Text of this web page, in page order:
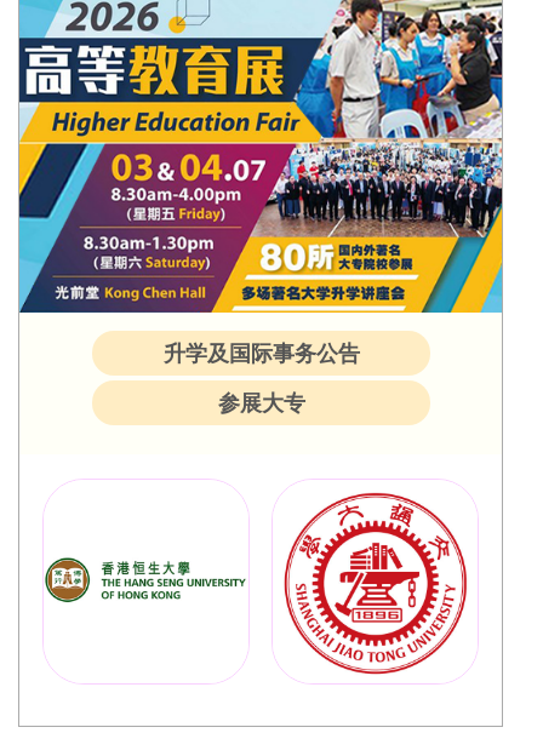
升学及国际事务公告
参展大专